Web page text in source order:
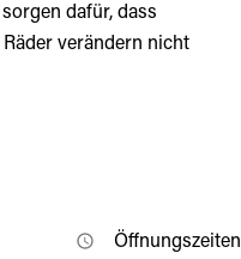
dafür, dass
verändern nicht
Öffnungszeiten